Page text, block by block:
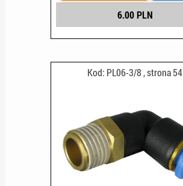
6.00 PLN
Kod: PL06-3/8 , strona 54